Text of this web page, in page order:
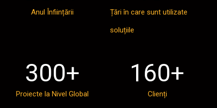
Anul Înființării Țări în care sunt utilizate
soluțiile
Proiecte la Nivel Global
300+
Clienți
160+